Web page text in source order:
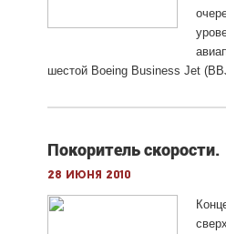
шестой Boeing Business Jet
Покоритель скорости.
28 июня 2010